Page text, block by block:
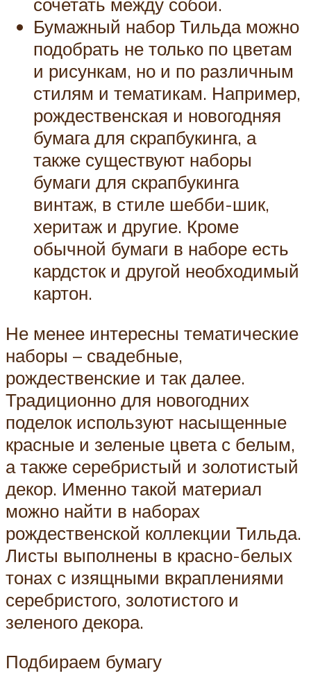
Бумажный набор Тильда можно
подобрать не только по цветам
и рисункам, но и по различным
стилям и тематикам. Например,
рождественская и новогодняя
бумага для скрапбукинга, а
также существуют наборы
бумаги для скрапбукинга
винтаж, в стиле шебби-шик,
херитаж и другие. Кроме
обычной бумаги в наборе есть
кардсток и другой необходимый
картон.
Не менее интересны тематические
наборы – свадебные,
рождественские и так далее.
Традиционно для новогодних
поделок используют насыщенные
красные и зеленые цвета с белым,
а также серебристый и золотистый
декор. Именно такой материал
можно найти в наборах
рождественской коллекции Тильда.
Листы выполнены в красно-белых
тонах с изящными вкраплениями
серебристого, золотистого и
зеленого декора.
Подбираем бумагу